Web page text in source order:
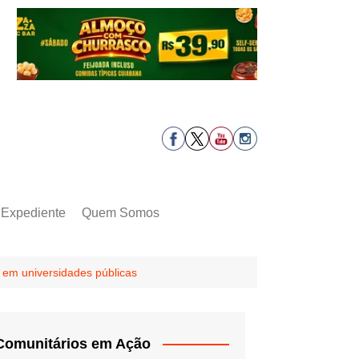
Expediente Quem Somos
universidades públicas
em Ação